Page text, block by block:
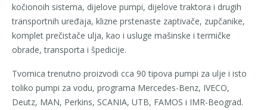
kočionoih sistema, dijelove pumpi, dijelove traktora i drugih
transportnih uređaja, klizne prstenaste zaptivače, zupčanike,
komplet prečistače ulja, kao i usluge mašinske i termičke
obrade, transporta i špedicije.
Tvornica trenutno proizvodi cca 90 tipova pumpi za ulje i isto
toliko pumpi za vodu, programa Mercedes-Benz, IVECO,
Deutz, MAN, Perkins, SCANIA, UTB, FAMOS i IMR-Beograd.